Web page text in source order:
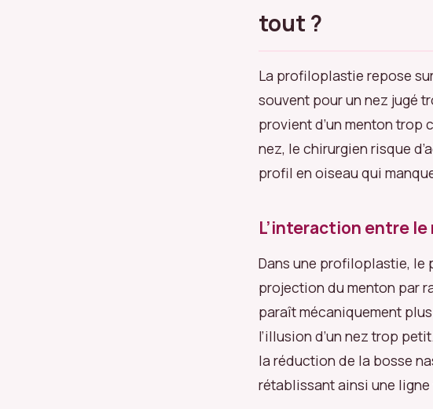
tout ?
La profiloplastie repose
souvent pour un nez jugé
provient d’un menton trop
nez, le chirurgien risque
profil en oiseau qui
L’interaction entre
Dans une profiloplastie, le
projection du menton par
paraît mécaniquement
l’illusion d’un nez trop
la réduction de la bosse
rétablissant ainsi une